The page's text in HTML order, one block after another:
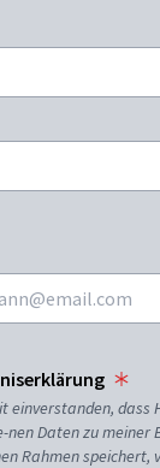
einverstanden, dass
nen Daten zu meiner
Rahmen